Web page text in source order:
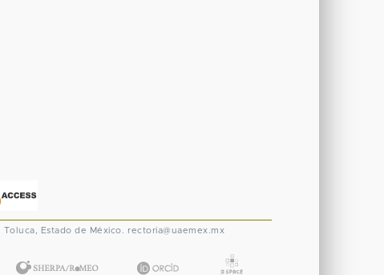
Toluca, Estado de México. rectoria@uaemex.mx